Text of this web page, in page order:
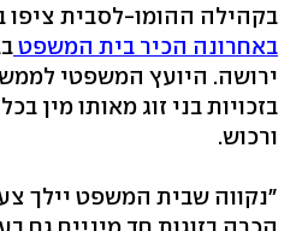
בקהילה ההומו-לסבית ציפו
באחרונה הכיר בית המשפט
ירושה. היועץ המשפטי
בזכויות בני זוג מאותו מין
ורכוש.
"נקווה שבית המשפט יילך